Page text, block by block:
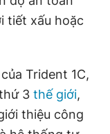
cáo
404
tiết xấu hoặc
Trident 1C,
3 thế giới,
thiệu công